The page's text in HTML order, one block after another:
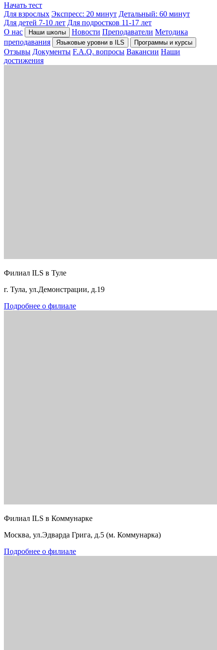
Начать тест
Для взрослых Экспресс: 20 минут Детальный: 60 минут
Для детей 7-10 лет Для подростков 11-17 лет
О нас
Наши школы Новости Преподаватели Методика
преподавания
Языковые уровни в ILS Программы и курсы
Отзывы Документы F.A.Q. вопросы Вакансии Наши
достижения
Филиал ILS в Туле
г. Тула, ул.Демонстрации, д.19
Подробнее о филиале
Филиал ILS в Коммунарке
Москва, ул.Эдварда Грига, д.5 (м. Коммунарка)
Подробнее о филиале